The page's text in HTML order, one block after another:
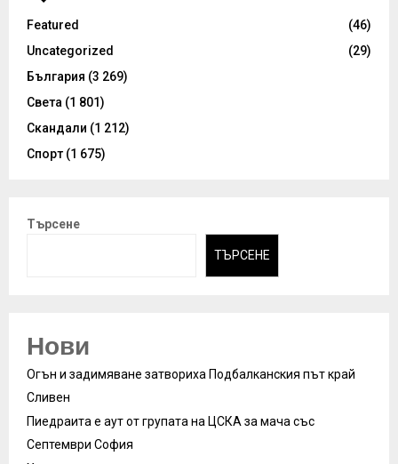
Featured
(46)
Uncategorized
(29)
България (3 269)
Света (1 801)
Скандали (1 212)
Спорт (1 675)
Търсене
ТЪРСЕНЕ
Нови
Огън и задимяване затвориха Подбалканския път край
Сливен
Пиедраита е аут от групата на ЦСКА за мача със
Септември София